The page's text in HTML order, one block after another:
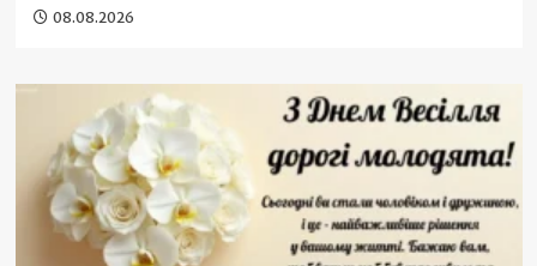
08.08.2026